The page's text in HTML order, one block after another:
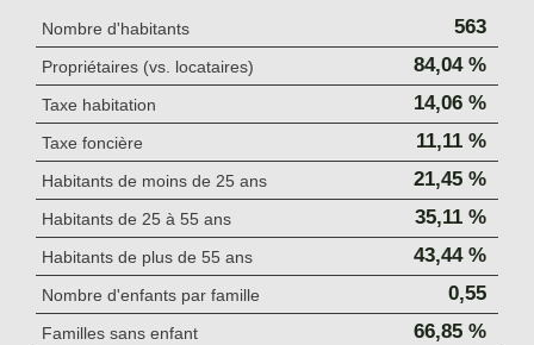
Nombre d'habitants 563
Propriétaires (vs. locataires) 84,04 %
Taxe habitation 14,06 %
Taxe foncière 11,11 %
Habitants de moins de 25 ans 21,45 %
Habitants de 25 à 55 ans 35,11 %
Habitants de plus de 55 ans 43,44 %
Nombre d'enfants par famille 0,55
Familles sans enfant 66,85 %